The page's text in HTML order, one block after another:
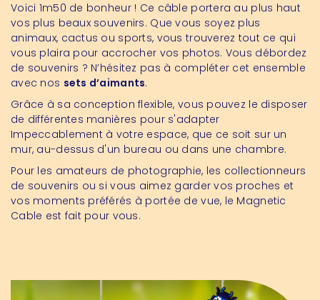
Voici 1m50 de bonheur ! Ce câble portera au plus haut
vos plus beaux souvenirs. Que vous soyez plus
animaux, cactus ou sports, vous trouverez tout ce qui
vous plaira pour accrocher vos photos. Vous débordez
de souvenirs ? N’hésitez pas à compléter cet ensemble
avec nos sets d’aimants.
Grâce à sa conception flexible, vous pouvez le disposer
de différentes manières pour s'adapter
Impeccablement à votre espace, que ce soit sur un
mur, au-dessus d'un bureau ou dans une chambre.
Pour les amateurs de photographie, les collectionneurs
de souvenirs ou si vous aimez garder vos proches et
vos moments préférés à portée de vue, le Magnetic
Cable est fait pour vous.